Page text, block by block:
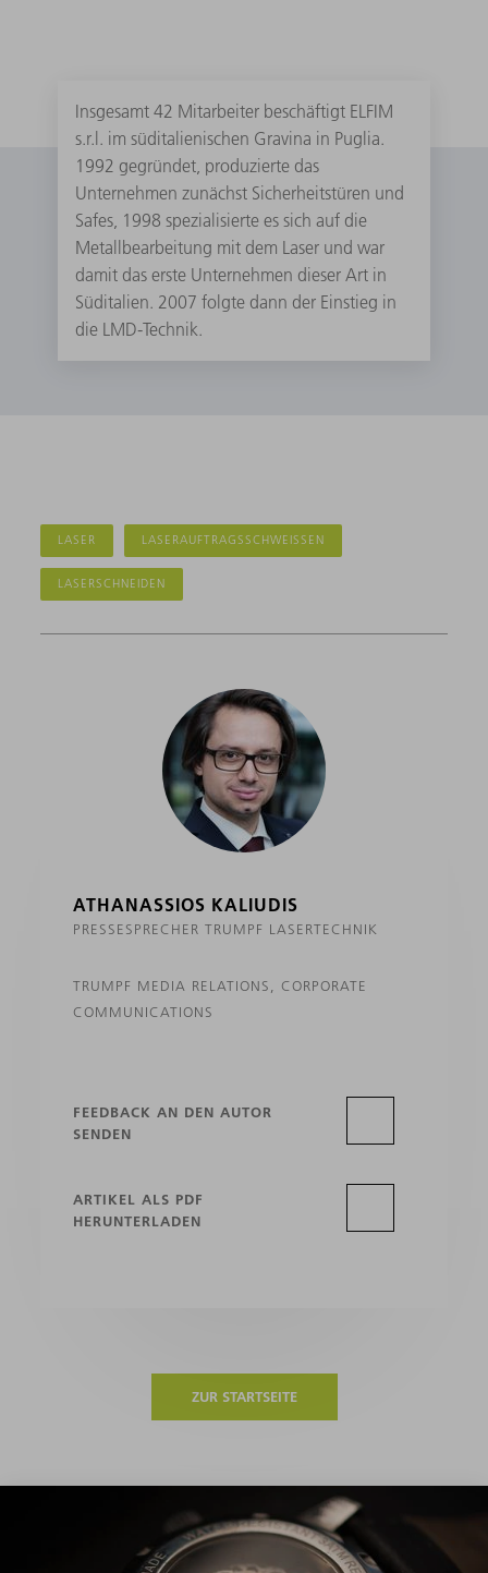
Insgesamt 42 Mitarbeiter beschäftigt ELFIM
s.r.l. im süditalienischen Gravina in Puglia.
1992 gegründet, produzierte das
Unternehmen zunächst Sicherheitstüren und
Safes, 1998 spezialisierte es sich auf die
Metallbearbeitung mit dem Laser und war
damit das erste Unternehmen dieser Art in
Süditalien. 2007 folgte dann der Einstieg in
die LMD-Technik.
LASER LASERAUFTRAGSSCHWEISSEN
LASERSCHNEIDEN
ATHANASSIOS KALIUDIS
PRESSESPRECHER TRUMPF LASERTECHNIK
TRUMPF MEDIA RELATIONS, CORPORATE
COMMUNICATIONS
FEEDBACK AN DEN AUTOR
SENDEN
ARTIKEL ALS PDF
HERUNTERLADEN
ZUR STARTSEITE